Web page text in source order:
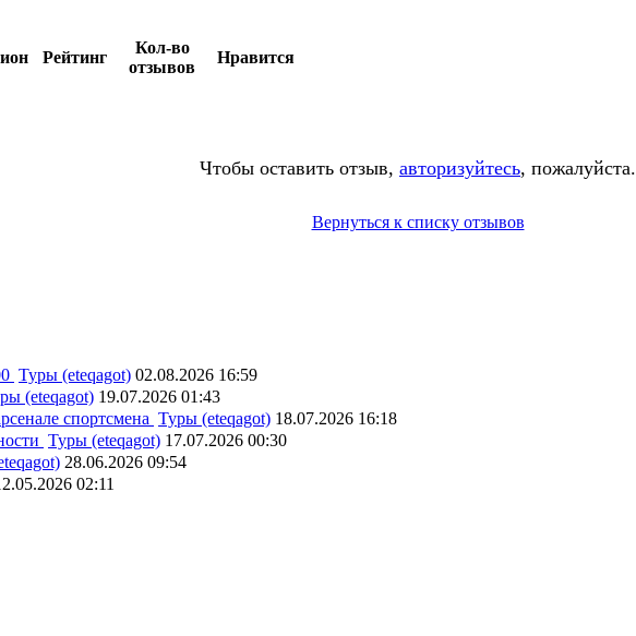
Рейтинг
Кол-во
отзывов
Нравится
Чтобы оставить отзыв, авторизуйтесь, пожалуйста.
Вернуться к списку отзывов
Туры (eteqagot) 02.08.2026 16:59
(eteqagot) 19.07.2026 01:43
спортсмена Туры (eteqagot) 18.07.2026 16:18
Туры (eteqagot) 17.07.2026 00:30
28.06.2026 09:54
02:11